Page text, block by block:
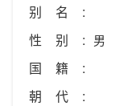
别名:
性别: 男
国籍:
朝代: